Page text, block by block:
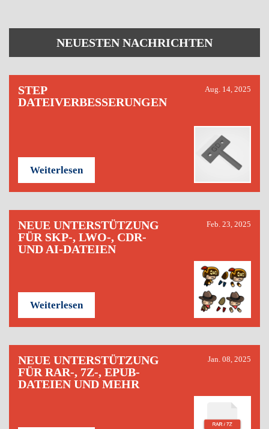
NEUESTEN NACHRICHTEN
STEP
DATEIVERBESSERUNGEN
Aug. 14, 2025
Weiterlesen
NEUE UNTERSTÜTZUNG
FÜR SKP-, LWO-, CDR-
UND AI-DATEIEN
Feb. 23, 2025
Weiterlesen
NEUE UNTERSTÜTZUNG
FÜR RAR-, 7Z-, EPUB-
DATEIEN UND MEHR
Jan. 08, 2025